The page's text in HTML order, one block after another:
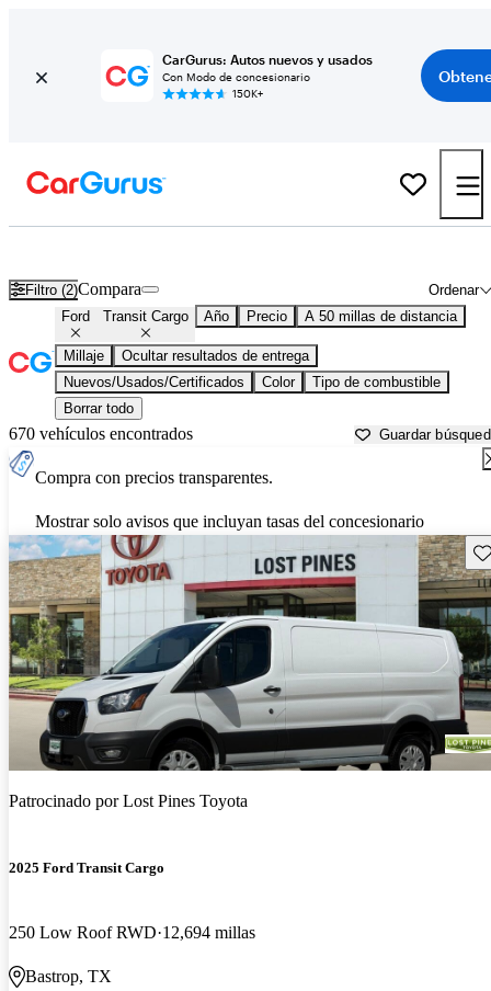
CarGurus: Autos nuevos y usados
Con Modo de concesionario
150K+
Filtro (2) Ordenar
Compara
Ford Transit Cargo Año Precio A 50 millas de distancia
Millaje
Ocultar resultados de entrega
Nuevos/Usados/Certificados
Color
Tipo de combustible
Borrar todo
670 vehículos encontrados Guardar
Compra con precios transparentes.
Mostrar solo avisos que incluyan tasas del concesionario
Patrocinado porLost Pines Toyota
2025 Ford Transit Cargo
250 Low Roof RWD 12,694 millas
Bastrop, TX